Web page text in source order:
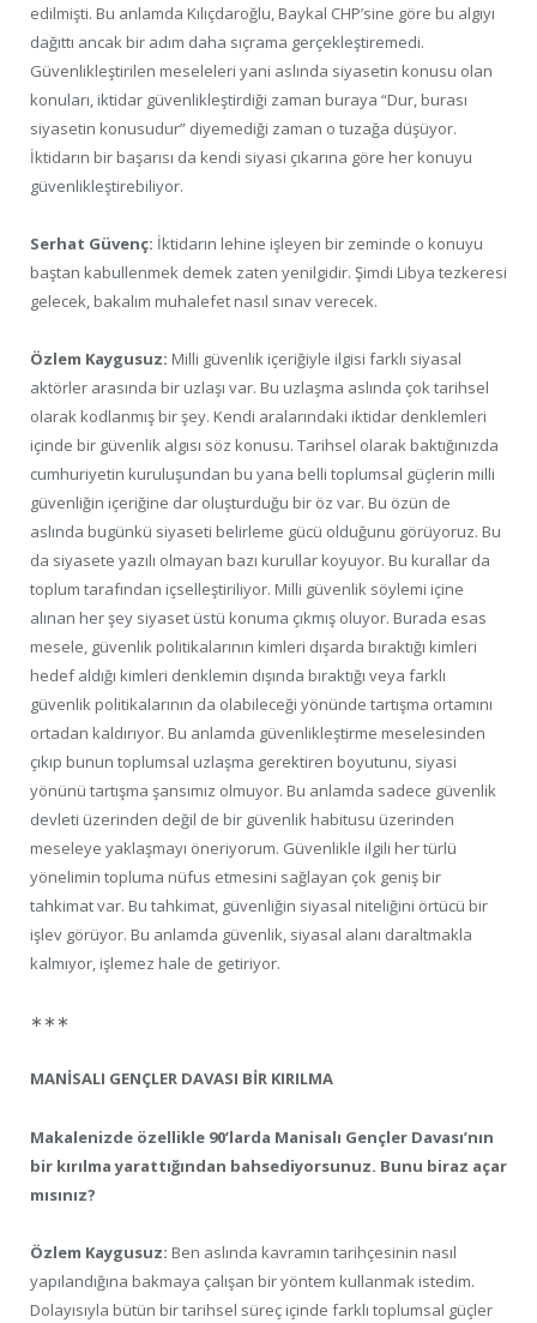
edilmişti. Bu anlamda Kılıçdaroğlu, Baykal CHP’sine göre bu algıyı
dağıttı ancak bir adım daha sıçrama gerçekleştiremedi.
Güvenlikleştirilen meseleleri yani aslında siyasetin konusu olan
konuları, iktidar güvenlikleştirdiği zaman buraya “Dur, burası
siyasetin konusudur” diyemediği zaman o tuzağa düşüyor.
İktidarın bir başarısı da kendi siyasi çıkarına göre her konuyu
güvenlikleştirebiliyor.
Serhat Güvenç: İktidarın lehine işleyen bir zeminde o konuyu
baştan kabullenmek demek zaten yenilgidir. Şimdi Libya tezkeresi
gelecek, bakalım muhalefet nasıl sınav verecek.
Özlem Kaygusuz: Milli güvenlik içeriğiyle ilgisi farklı siyasal
aktörler arasında bir uzlaşı var. Bu uzlaşma aslında çok tarihsel
olarak kodlanmış bir şey. Kendi aralarındaki iktidar denklemleri
içinde bir güvenlik algısı söz konusu. Tarihsel olarak baktığınızda
cumhuriyetin kuruluşundan bu yana belli toplumsal güçlerin milli
güvenliğin içeriğine dar oluşturduğu bir öz var. Bu özün de
aslında bugünkü siyaseti belirleme gücü olduğunu görüyoruz. Bu
da siyasete yazılı olmayan bazı kurullar koyuyor. Bu kurallar da
toplum tarafından içselleştiriliyor. Milli güvenlik söylemi içine
alınan her şey siyaset üstü konuma çıkmış oluyor. Burada esas
mesele, güvenlik politikalarının kimleri dışarda bıraktığı kimleri
hedef aldığı kimleri denklemin dışında bıraktığı veya farklı
güvenlik politikalarının da olabileceği yönünde tartışma ortamını
ortadan kaldırıyor. Bu anlamda güvenlikleştirme meselesinden
çıkıp bunun toplumsal uzlaşma gerektiren boyutunu, siyasi
yönünü tartışma şansımız olmuyor. Bu anlamda sadece güvenlik
devleti üzerinden değil de bir güvenlik habitusu üzerinden
meseleye yaklaşmayı öneriyorum. Güvenlikle ilgili her türlü
yönelimin topluma nüfus etmesini sağlayan çok geniş bir
tahkimat var. Bu tahkimat, güvenliğin siyasal niteliğini örtücü bir
işlev görüyor. Bu anlamda güvenlik, siyasal alanı daraltmakla
kalmıyor, işlemez hale de getiriyor.
∗∗∗
MANİSALI GENÇLER DAVASI BİR KIRILMA
Makalenizde özellikle 90’larda Manisalı Gençler Davası’nın
bir kırılma yarattığından bahsediyorsunuz. Bunu biraz açar
mısınız?
Özlem Kaygusuz: Ben aslında kavramın tarihçesinin nasıl
yapılandığına bakmaya çalışan bir yöntem kullanmak istedim.
Dolayısıyla bütün bir tarihsel süreç içinde farklı toplumsal güçler